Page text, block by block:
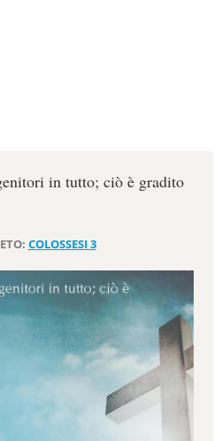
in tutto; ciò è gradito
COLOSSESI 3